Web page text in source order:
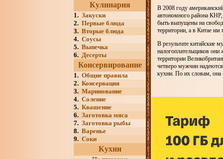
Кулинария
1. Закуски
2. Первые блюда
3. Вторые блюда
4. Соусы
5. Выпечка
6. Десерты
Консервирование
1. Общие правила
2. Консервация
3. Маринование
4. Соление
5. Квашение
6. Заготовка мяса
7. Заготовка рыбы
8. Варенье
9. Соки
Кухни
В 2008 году
автономного района
быть выпущены на
территории, а в Китае им
В результате китайские
налогоплательщиков
территории
четверо мужчин
кухни. По их словам, она